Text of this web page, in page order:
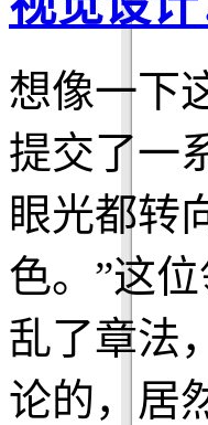
想像一下
提交了一
眼光都转
色。”这
乱了章法
论的，居